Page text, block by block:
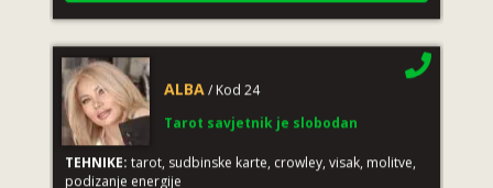
TEHNIKE:tarot, sudbinske karte, crowley, visak, molitve,
podizanje energije